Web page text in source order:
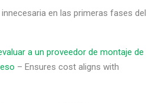
en las primeras fases del
a un proveedor de montaje de
– Ensures cost aligns with